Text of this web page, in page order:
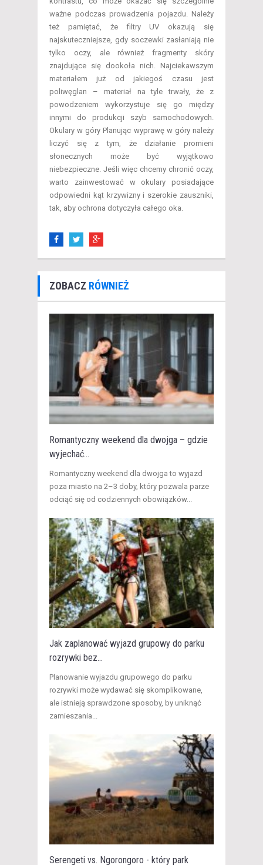
ważne podczas prowadzenia pojazdu. Należy
też pamiętać, że filtry UV okazują się
najskuteczniejsze, gdy soczewki zasłaniają nie
tylko oczy, ale również fragmenty skóry
znajdujące się dookoła nich. Najciekawszym
materiałem już od jakiegoś czasu jest
poliwęglan – materiał na tyle trwały, że z
powodzeniem wykorzystuje się go między
innymi do produkcji szyb samochodowych.
Okulary w góry Planując wyprawę w góry należy
liczyć się z tym, że działanie promieni
słonecznych może być wyjątkowo
niebezpieczne. Jeśli więc chcemy chronić oczy,
warto zainwestować w okulary posiadające
odpowiedni kąt krzywizny i szerokie zauszniki,
tak, aby ochrona dotyczyła całego oka.
ZOBACZ RÓWNIEŻ
Romantyczny weekend dla dwojga – gdzie
wyjechać...
​Romantyczny weekend dla dwojga to wyjazd
poza miasto na 2–3 doby, który pozwala parze
odciąć się od codziennych obowiązków...
Jak zaplanować wyjazd grupowy do parku
rozrywki bez...
​Planowanie wyjazdu grupowego do parku
rozrywki może wydawać się skomplikowane,
ale istnieją sprawdzone sposoby, by uniknąć
zamieszania...
Serengeti vs. Ngorongoro - który park